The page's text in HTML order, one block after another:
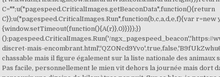
C="";u("pagespeed.CriticalImages.getBeaconData",function(){return
C});u("pagespeed.CriticalImages.Run",function(b,c,a,d,e,f){var
{window.setTimeout(function(){A(r)},0)})});})
();pagespeed.CriticalImages.Run('/
discret-mais-
chassable mais il figure également sur la liste nationale des
Pas facile, personnellement le mien vit dehors la journée mais dort